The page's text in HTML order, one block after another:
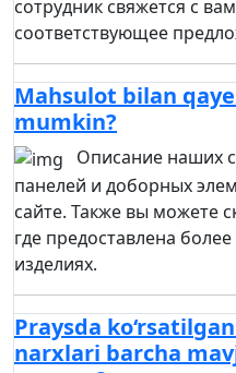
сотрудник свяжется с
соответствующее
Mahsulot bilan
mumkin?
Описание наших
панелей и доборных
сайте. Также вы можете
где предоставлена
изделиях.
Praysda
narxlari barcha